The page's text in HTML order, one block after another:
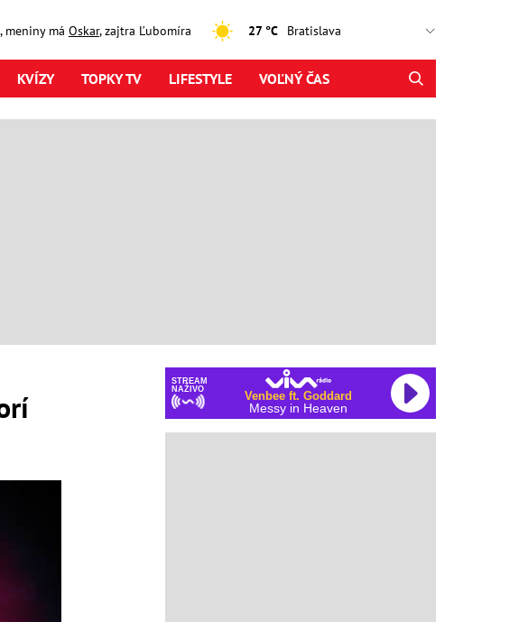
, meniny má Oskar, zajtra Ľubomíra 27 °C
KVÍZY TOPKY TV LIFESTYLE VOĽNÝ ČAS
STREAM
NAŽIVO
Venbee ft. Goddard
Messy in Heaven